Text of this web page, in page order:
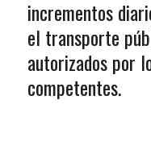
incrementos
el transporte
autorizados por
competentes.